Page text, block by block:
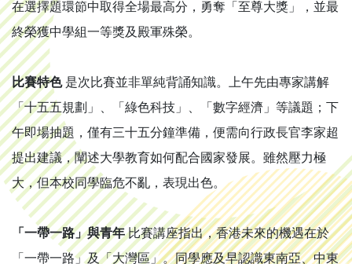
在選擇題環節中取得全場最高分，勇奪「至尊大獎」，並最
終榮獲中學組一等獎及殿軍殊榮。
比賽特色是次比賽並非單純背誦知識。上午先由專家講解
「十五五規劃」、「綠色科技」、「數字經濟」等議題；下
午即場抽題，僅有三十五分鐘準備，便需向行政長官李家超
提出建議，闡述大學教育如何配合國家發展。雖然壓力極
大，但本校同學臨危不亂，表現出色。
「一帶一路」與青年比賽講座指出，香港未來的機遇在於
「一帶一路」及「大灣區」。同學應及早認識東南亞、中東